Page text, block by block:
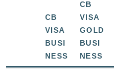
CB
VISA
BUSI
NESS
CB
VISA
GOLD
BUSI
NESS